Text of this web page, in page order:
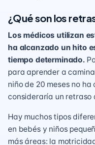
¿Qué son los
Los médicos utilizan
ha alcanzado un hito
tiempo determinado.
para aprender a
niño de 20 meses no
consideraría un retraso
Hay muchos tipos
en bebés y niños
más áreas: la